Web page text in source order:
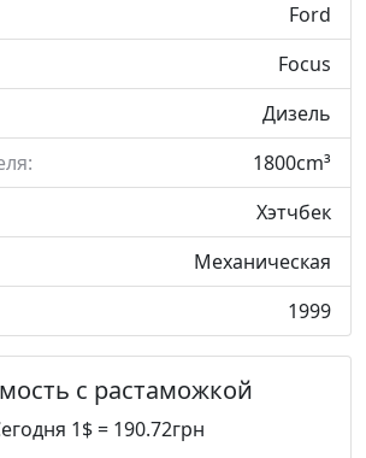
Ford
Focus
Дизель
1800cm³
Хэтчбек
Механическая
1999
с растаможкой
1$ = 190.72грн